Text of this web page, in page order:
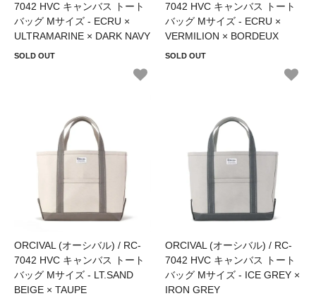
7042 HVC キャンバス トート
バッグ Mサイズ - ECRU ×
ULTRAMARINE × DARK NAVY
SOLD OUT
7042 HVC キャンバス トート
バッグ Mサイズ - ECRU ×
VERMILION × BORDEUX
SOLD OUT
ORCIVAL (オーシバル) / RC-
7042 HVC キャンバス トート
バッグ Mサイズ - LT.SAND
BEIGE × TAUPE
ORCIVAL (オーシバル) / RC-
7042 HVC キャンバス トート
バッグ Mサイズ - ICE GREY ×
IRON GREY